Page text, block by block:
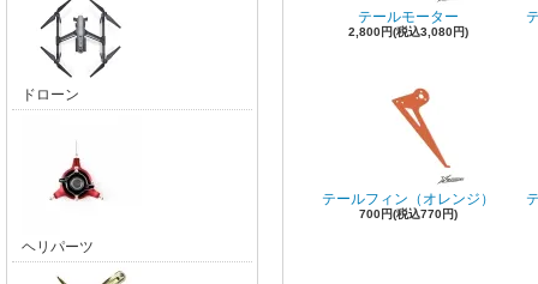
ドローン
ヘリパーツ
テールモーター
2,800円(税込3,080円)
テールフィン（オレンジ）
700円(税込770円)